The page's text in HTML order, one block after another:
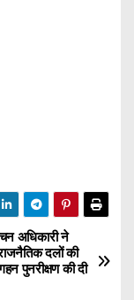
अधिकारी ने
राजनैतिक दलों की
पुनरीक्षण की दी